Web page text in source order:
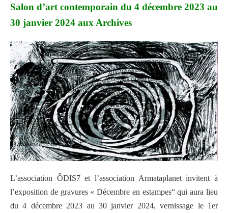
Salon d’art contemporain du 4 décembre 2023 au
30 janvier 2024 aux Archives
L’association ÔDIS7 et l’association Armataplanet invitent à
l’exposition de gravures « Décembre en estampes“ qui aura lieu
du 4 décembre 2023 au 30 janvier 2024, vernissage le 1er